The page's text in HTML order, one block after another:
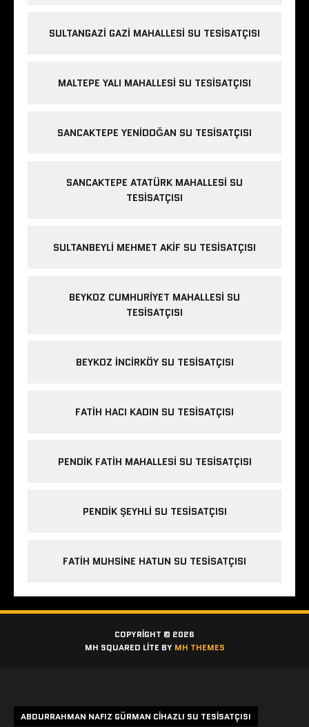
SULTANGAZI GAZI MAHALLESI SU TESISATÇISI
MALTEPE YALI MAHALLESI SU TESISATÇISI
SANCAKTEPE YENIDOĞAN SU TESISATÇISI
SANCAKTEPE ATATÜRK MAHALLESI SU
TESISATÇISI
SULTANBEYLI MEHMET AKIF SU TESISATÇISI
BEYKOZ CUMHURIYET MAHALLESI SU
TESISATÇISI
BEYKOZ INCIRKÖY SU TESISATÇISI
FATIH HACI KADIN SU TESISATÇISI
PENDIK FATIH MAHALLESI SU TESISATÇISI
PENDIK ŞEYHLI SU TESISATÇISI
FATIH MUHSINE HATUN SU TESISATÇISI
COPYRIGHT © 2026
MH SQUARED LITE BY MH THEMES
ABDURRAHMAN NAFIZ GÜRMAN CIHAZLI SU TESISATÇISI